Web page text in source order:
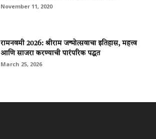
November 11, 2020
रामनवमी 2026: श्रीराम जन्मोत्सवाचा इतिहास, महत्त्व
आणि साजरा करण्याची पारंपरिक पद्धत
March 25, 2026